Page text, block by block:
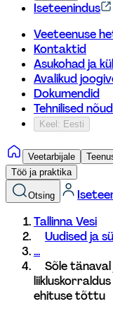
Iseteenindus
Veeteenuse
Kontaktid
Asukohad ja
Avalikud
Dokumendid
Tehnilised
Keel: Eesti
Veetarbijale
Töö ja praktika
Otsing
Tallinna Vesi
Uudised ja
...
Sõle
ehituse tõttu